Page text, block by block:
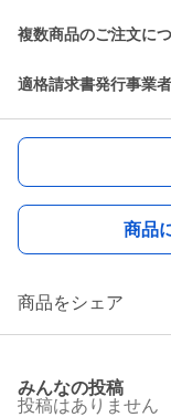
複数商品のご注文に
適格請求書発行事業
商品
商品をシェア
みんなの投稿
投稿はありません